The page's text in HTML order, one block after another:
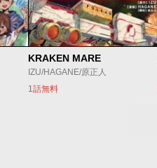
KRAKEN MARE
IZU/HAGANE/原正人
1話無料